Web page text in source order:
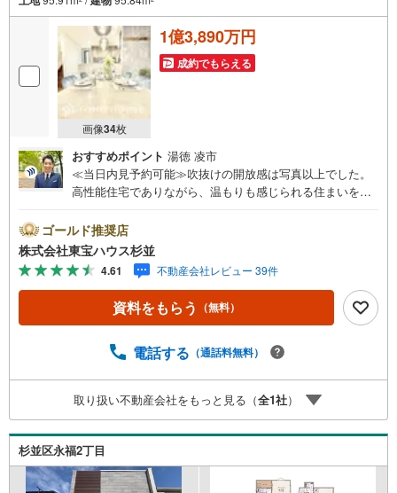
画像34枚
1億3,890万円
成約でもらえる
おすすめポイント 湯徳 凌市
≪当日内見予約可能≫吹抜けの開放感は写真以上でした。
高性能住宅でありながら、温もりも感じられる住まいをぜ
まる「未来カレンダー」のご提案。 ・未来に起こるであろ
うご自宅リフォームをオンライン上でご提案「ミラカレク
ラブ」。 ・不動産売却時、ご自宅を綺麗にかつ瀟洒にさせ
るCG加工ホームステイジングサービス。 ・購入者様へ、
税理士による確定申告の無料セミナーをご招待いたしま
す。◆ご予約に際して◆ 日時のご希望をお伝えください。
覧（居住中物件）の手配が必要な場合がございますのでご
ご案内が可能となりますのでお手数ですがご一報くださ
い。◆物件のご案内は◆ 弊社へのご来社、お客様宅へのお
迎え・最寄駅での待ち合わせ、物件周辺のコンビニ等でお
待ち合わせなど、ご希望をお伝えください。
ゴールド推奨店
株式会社東宝ハウス杉並
4.61 不動産会社レビュー 39件
資料をもらう （無料）
電話する （通話料無料）
取り扱い不動産会社をもっと見る（全1社）
杉並区永福2丁目